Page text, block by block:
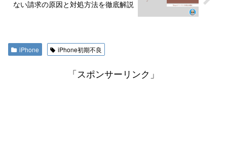
ない請求の原因と対処方法を徹底解説
iPhone iPhone初期不良
「スポンサーリンク」